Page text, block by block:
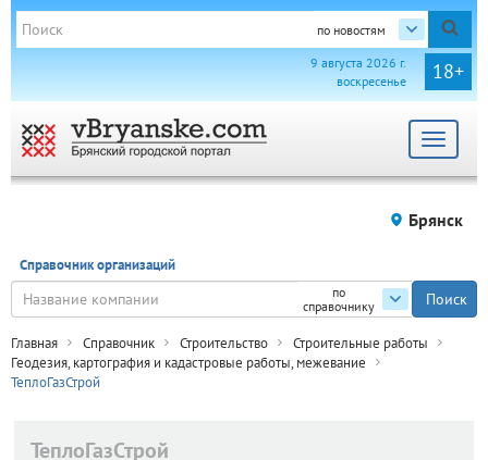
по новостям
18+
9 августа 2026 г.
воскресенье
Toggle
Брянск
Справочник организаций
по
справочнику
Главная Справочник Строительство
Строительные работы
Геодезия, картография и кадастровые работы, межевание
ТеплоГазСтрой
ТеплоГазСтрой